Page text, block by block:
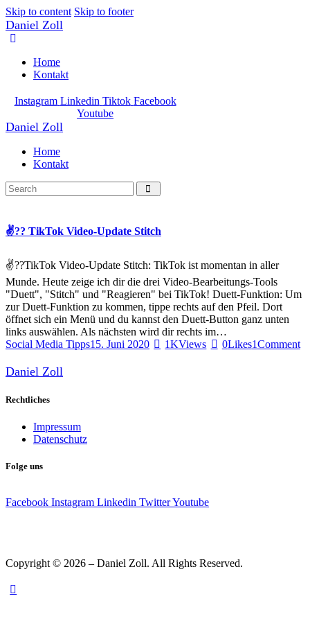
Skip to content Skip to footer
Daniel Zoll
Home
Kontakt
Instagram Linkedin Tiktok Facebook
Youtube
Daniel Zoll
Home
Kontakt
✌?? TikTok Video-Update Stitch
✌??TikTok Video-Update Stitch: TikTok ist momentan in aller
Munde. Heute zeige ich dir die drei Video-Bearbeitungs-Tools
"Duett", "Stitch" und "Reagieren" bei TikTok! Duett-Funktion: Um
zur Duett-Funktion zu kommen, tippe rechts auf den Pfeil. Dort
öffnet sich ein Menü und du kannst den Duett-Button ganz unten
links auswählen. Als nächsten wird dir rechts im…
Social Media Tipps15. Juni 2020 1KViews 0Likes1Comment
Daniel Zoll
Rechtliches
Impressum
Datenschutz
Folge uns
Facebook Instagram Linkedin TwitterYoutube
Copyright © 2026 – Daniel Zoll. All Rights Reserved.